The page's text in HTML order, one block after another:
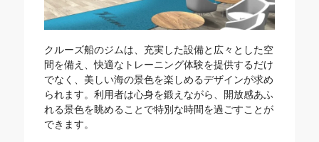
クルーズ船のジムは、充実した設備と広々とした空
間を備え、快適なトレーニング体験を提供するだけ
でなく、美しい海の景色を楽しめるデザインが求め
られます。利用者は心身を鍛えながら、開放感あふ
れる景色を眺めることで特別な時間を過ごすことが
できます。